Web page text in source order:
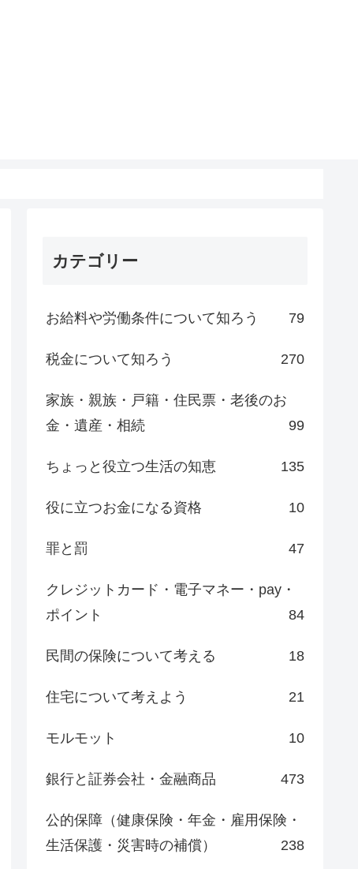
カテゴリー
お給料や労働条件について知ろう 79
税金について知ろう 270
家族・親族・戸籍・住民票・老後のお
金・遺産・相続
99
ちょっと役立つ生活の知恵 135
役に立つお金になる資格 10
罪と罰 47
クレジットカード・電子マネー・pay・
ポイント
84
民間の保険について考える 18
住宅について考えよう 21
モルモット 10
銀行と証券会社・金融商品 473
公的保障（健康保険・年金・雇用保険・
生活保護・災害時の補償）
238